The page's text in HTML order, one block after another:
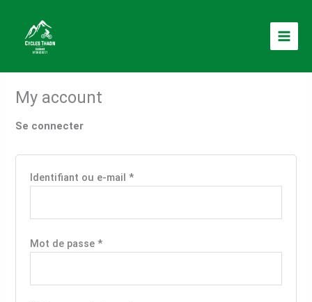
contenu
My account
Se connecter
Identifiant ou e-mail*
Mot de passe*